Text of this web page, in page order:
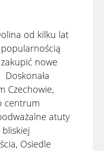
od kilku lat
popularnością
nowe
Czechowie,
centrum
atuty
Osiedle